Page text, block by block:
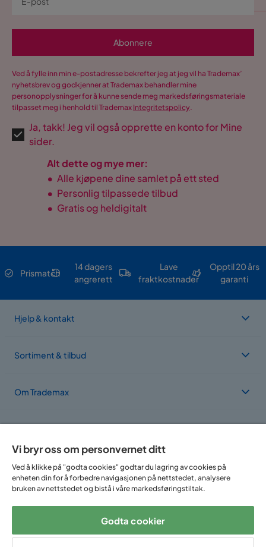
Abonnere
Ved å fylle inn min e-postadresse bekrefter jeg at jeg vil ha Trademax’
nyhetsbrev og godkjenner at Trademax behandler mine
personopplysninger for å kunne sende meg markedsføringsmateriale
tilpasset meg i henhold til Trademax Integritetspolicy.
Ja, takk! Jeg vil også opprette en konto for Mine
sider.
Alt dette og mye mer:
• Alle kjøpene dine samlet på ett sted
• Personlig tilpassede tilbud
• Gratis og heldigitalt
Prismatch
14 dagers
angrerett
Lave
fraktkostnader
Opptil 20 års
garanti
Hjelp & kontakt
Sortiment & tilbud
Om Trademax
Følg oss på:
Vi bryr oss om personvernet ditt
Ved å klikke på "godta cookies" godtar du lagring av cookies på
enheten din for å forbedre navigasjonen på nettstedet, analysere
bruken av nettstedet og bistå i våre markedsføringstiltak.
Godta cookier